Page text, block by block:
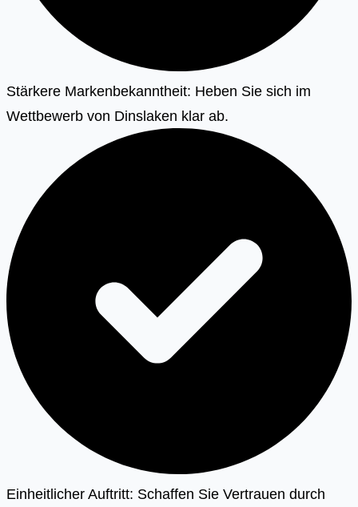
Stärkere Markenbekanntheit: Heben Sie sich im
Wettbewerb von Dinslaken klar ab.
Einheitlicher Auftritt: Schaffen Sie Vertrauen durch